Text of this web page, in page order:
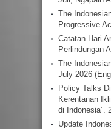
The
Progressive
Catatan Hari
Perlindungan
The
July 2026
Policy Talks
Kerentanan
di Indonesia”.
Update